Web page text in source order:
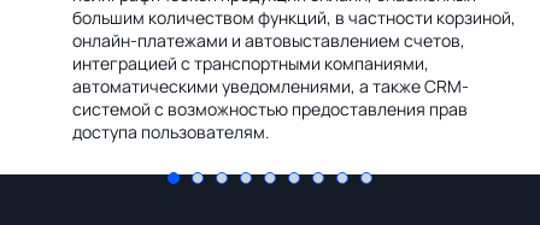
большим количеством функций, в частности корзиной,
онлайн-платежами и автовыставлением счетов,
интеграцией с транспортными компаниями,
автоматическими уведомлениями, а также CRM-
системой с возможностью предоставления прав
доступа пользователям.